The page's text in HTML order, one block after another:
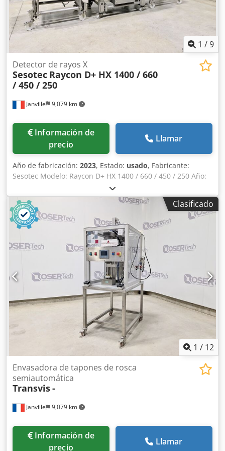
1 /9
Janville 9,079 km
Detector de rayos X
Sesotec Raycon D+ HX 1400 / 660
/ 450 / 250
Información de
precio
Llamar
Año de fabricación: 2023, Estado: usado, Fabricante:
Sesotec Modelo: Raycon D+ HX 1400 / 660 / 450 / 250 Año:
2023 Tipo: Detector de rayos X – Sistemas de inspección
por rayos X para alimentos Ancho máximo del producto:
450 mm Altura máxima del producto: 250 mm Ancho de
banda: 660 mm Detección: 0,4 mm Capacidad: 900
uds/min Velocidad v = 0,32 - 1,04 m/s Cedpfxjy Abcrs Ab
Hsrf Fuente de rayos X: 40–100 kV / 2,0–5,0 mA (200 W)
Peso: 585 kg Peso / transportador: 111 kg
Clasificado
1 / 12
Janville 9,079 km
Envasadora de tapones de rosca
semiautomática
Transvis-
Información de
precio
Llamar